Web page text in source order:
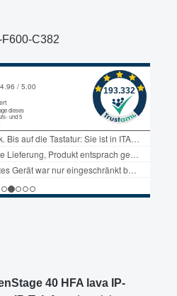
F600-C382
40 HFA lava IP-